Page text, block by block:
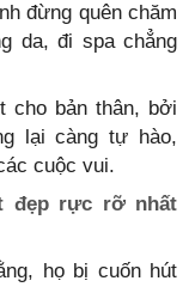
đừng quên chăm
da, đi spa chẳng
cho bản thân, bởi
lại càng tự hào,
cuộc vui.
đẹp rực rỡ nhất
họ bị cuốn hút